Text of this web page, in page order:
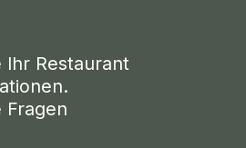
Ihr Restaurant
Fragen